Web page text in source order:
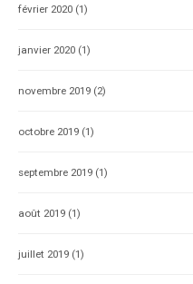
février 2020 (1)
janvier 2020 (1)
novembre 2019 (2)
octobre 2019 (1)
septembre 2019 (1)
août 2019 (1)
juillet 2019 (1)